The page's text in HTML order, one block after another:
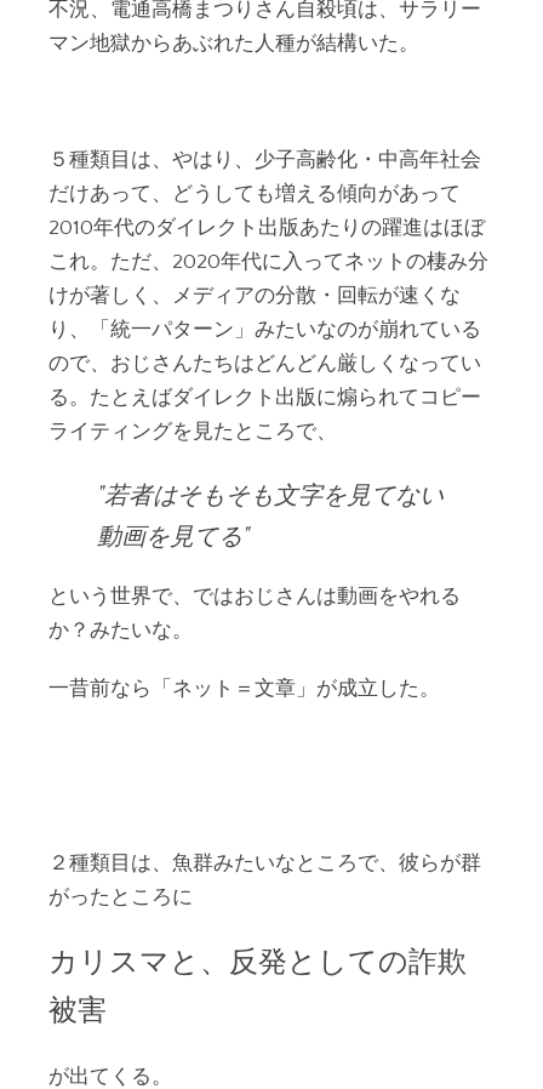
不況、電通高橋まつりさん自殺頃は、サラリー
マン地獄からあぶれた人種が結構いた。
５種類目は、やはり、少子高齢化・中高年社会
だけあって、どうしても増える傾向があって
2010年代のダイレクト出版あたりの躍進はほぼ
これ。ただ、2020年代に入ってネットの棲み分
けが著しく、メディアの分散・回転が速くな
り、「統一パターン」みたいなのが崩れている
ので、おじさんたちはどんどん厳しくなってい
る。たとえばダイレクト出版に煽られてコピー
ライティングを見たところで、
若者はそもそも文字を見てない
動画を見てる
という世界で、ではおじさんは動画をやれる
か？みたいな。
一昔前なら「ネット＝文章」が成立した。
２種類目は、魚群みたいなところで、彼らが群
がったところに
カリスマと、反発としての詐欺
被害
が出てくる。